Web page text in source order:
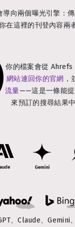
導向兩個曝光引擎：
在這裡的刊登內容兩
你的檔案會從
網站連回你的官網
流量——這是一條能
來預訂的搜尋結果
、Claude、Gemini